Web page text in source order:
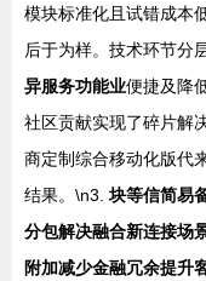
模块标准化且试错成本
后于为样。技术环节分
异服务功能业便捷及降
社区贡献实现了碎片解
商定制综合移动化版代
结果。\n3.块等信简易
分包解决融合新连接场
附加减少金融冗余提升